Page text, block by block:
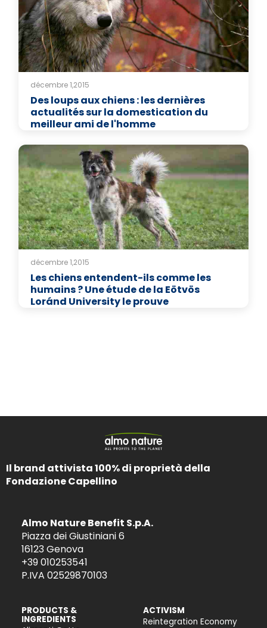
décembre 1,2015
Des loups aux chiens : les dernières
actualités sur la domestication du
meilleur ami de l'homme
décembre 1,2015
Les chiens entendent-ils comme les
humains ? Une étude de la Eötvös
Loránd University le prouve
Il brand attivista 100% di proprietà della
Fondazione Capellino
Almo Nature Benefit S.p.A.
Piazza dei Giustiniani 6
16123 Genova
+39 010253541
P.IVA 02529870103
PRODUCTS &
INGREDIENTS
ACTIVISM
Reintegration Economy